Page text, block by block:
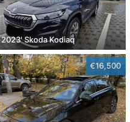
2023' Skoda Kodiaq
€16,500